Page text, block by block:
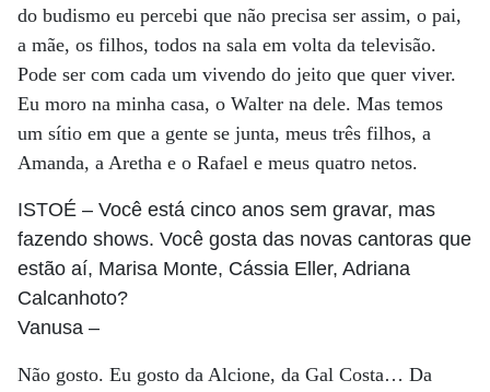
do budismo eu percebi que não precisa ser assim, o pai,
a mãe, os filhos, todos na sala em volta da televisão.
Pode ser com cada um vivendo do jeito que quer viver.
Eu moro na minha casa, o Walter na dele. Mas temos
um sítio em que a gente se junta, meus três filhos, a
Amanda, a Aretha e o Rafael e meus quatro netos.
ISTOÉ – Você está cinco anos sem gravar, mas
fazendo shows. Você gosta das novas cantoras que
estão aí, Marisa Monte, Cássia Eller, Adriana
Calcanhoto?
Vanusa –
Não gosto. Eu gosto da Alcione, da Gal Costa… Da